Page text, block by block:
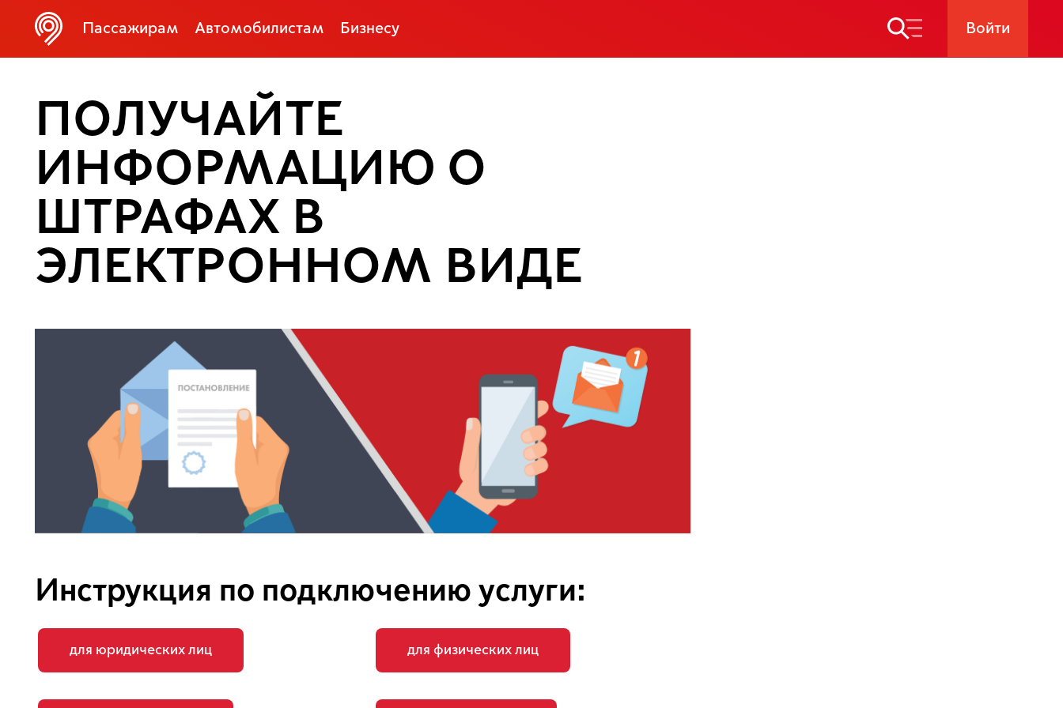
Пассажирам Автомобилистам Бизнесу Войти
ПОЛУЧАЙТЕ
ИНФОРМАЦИЮ О
ШТРАФАХ В
ЭЛЕКТРОННОМ ВИДЕ
Инструкция по подключению услуги:
для юридических лиц для физических лиц